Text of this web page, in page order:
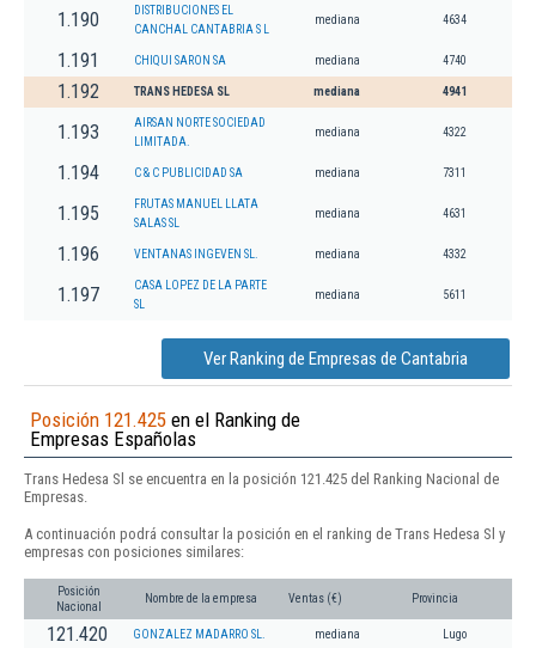
1.190
DISTRIBUCIONES EL
CANCHAL CANTABRIA S L
mediana 4634
1.191 CHIQUI SARON SA mediana 4740
1.192 TRANS HEDESA SL mediana 4941
1.193
AIRSAN NORTE SOCIEDAD
LIMITADA.
mediana 4322
1.194 C & C PUBLICIDAD SA mediana 7311
1.195
FRUTAS MANUEL LLATA
SALAS SL
mediana 4631
1.196 VENTANAS INGEVEN SL. mediana 4332
1.197
CASA LOPEZ DE LA PARTE
SL
mediana 5611
Ver Ranking de Empresas de Cantabria
Posición 121.425 en el Ranking de
Empresas Españolas
Trans Hedesa Sl se encuentra en la posición 121.425 del Ranking Nacional de
Empresas.
A continuación podrá consultar la posición en el ranking de Trans Hedesa Sl y
empresas con posiciones similares:
Posición
Nacional
Nombre de la empresa Ventas (€) Provincia
121.420 GONZALEZ MADARRO SL. mediana Lugo